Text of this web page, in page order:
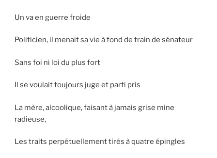
Un va en guerre froide
Politicien, il menait sa vie à fond de train de sénateur
Sans foi ni loi du plus fort
Il se voulait toujours juge et parti pris
La mère, alcoolique, faisant à jamais grise mine
radieuse,
Les traits perpétuellement tirés à quatre épingles